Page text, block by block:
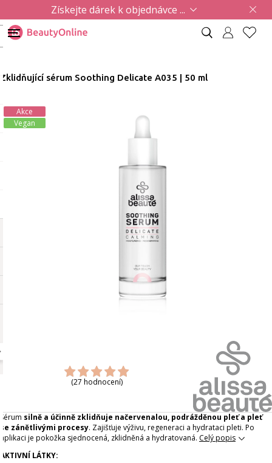
Získejte dárek k objednávce ...
Zklidňující sérum Soothing Delicate A035 | 50 ml
Akce
Vegan
(27 hodnocení)
Sérum silně a účinně zklidňuje načervenalou, podrážděnou pleť a pleť
se zánětlivými procesy. Zajišťuje výživu, regeneraci a hydrataci pleti. Po
aplikaci je pokožka sjednocená, zklidněná a hydratovaná. Celý popis
AKTIVNÍ LÁTKY: